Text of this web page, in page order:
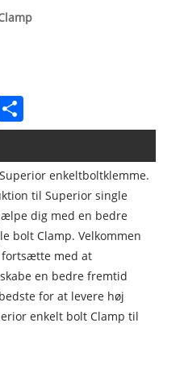
enkeltboltklemme.
til Superior single
dig med en bedre
bolt Clamp. Velkommen
fortsætte med at
en bedre fremtid
for at levere høj
enkelt bolt Clamp til